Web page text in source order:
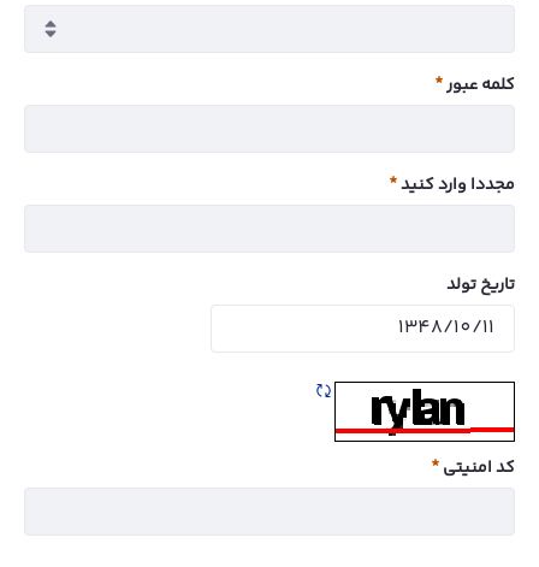
کلمه عبور
ضروری
مجددا وارد کنید
ضروری
تاریخ تولد
کد امنیتی
ضروری